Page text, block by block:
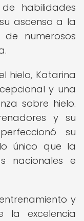
habilidades
ascenso a la
numerosos
hielo, Katarina
y una
sobre hielo.
y su
su
único que la
nacionales e
y
la excelencia